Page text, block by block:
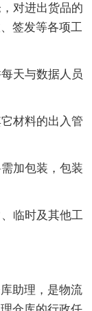
对进出货品的
签发等各项工
天与数据人员
材料的出入管
加包装，包装
临时及其他工
助理，是物流